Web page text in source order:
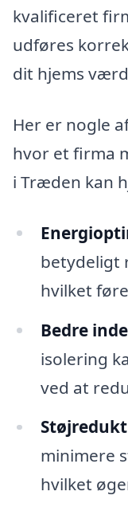
kvalificeret
udføres
dit hjems
Her er nogle
hvor et firma
i Træden kan
betydeligt
hvilket
Bedre
isolering
ved at
minimere
hvilket